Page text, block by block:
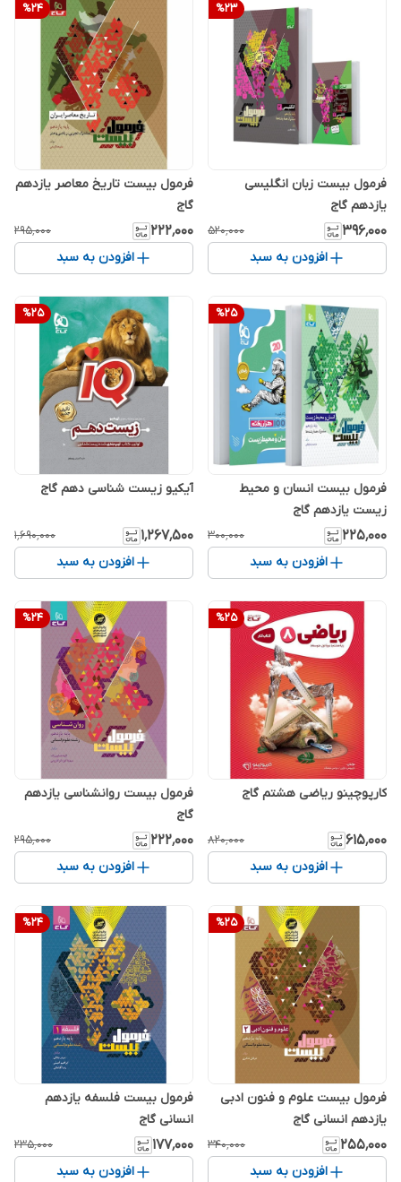
%23
فرمول بیست زبان انگلیسی
یازدهم گاج
۳۹۶٬۰۰۰ ۵۲۰٬۰۰۰
افزودن به سبد
%24
فرمول بیست تاریخ معاصر یازدهم
گاج
۲۲۲٬۰۰۰ ۲۹۵٬۰۰۰
افزودن به سبد
%25
فرمول بیست انسان و محیط
زیست یازدهم گاج
۲۲۵٬۰۰۰ ۳۰۰٬۰۰۰
افزودن به سبد
%25
آیکیو زیست شناسی دهم گاج
۱٬۲۶۷٬۵۰۰ ۱٬۶۹۰٬۰۰۰
افزودن به سبد
%25
کارپوچینو ریاضی هشتم گاج
۶۱۵٬۰۰۰ ۸۲۰٬۰۰۰
افزودن به سبد
%24
فرمول بیست روانشناسی یازدهم
گاج
۲۲۲٬۰۰۰ ۲۹۵٬۰۰۰
افزودن به سبد
%25
فرمول بیست علوم و فنون ادبی
یازدهم انسانی گاج
۲۵۵٬۰۰۰ ۳۴۰٬۰۰۰
افزودن به سبد
%24
فرمول بیست فلسفه یازدهم
انسانی گاج
۱۷۷٬۰۰۰ ۲۳۵٬۰۰۰
افزودن به سبد